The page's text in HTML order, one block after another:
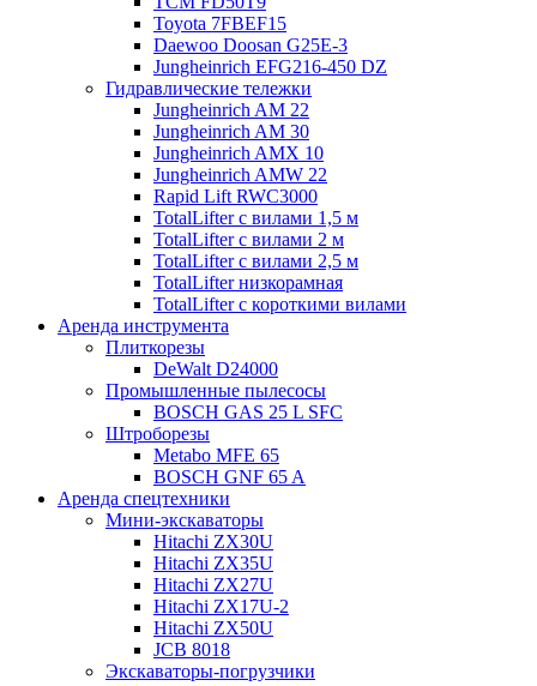
Toyota 7FBEF15
Daewoo Doosan G25E-3
Jungheinrich EFG216-450 DZ
Гидравлические тележки
Jungheinrich AM 22
Jungheinrich AM 30
Jungheinrich AMX 10
Jungheinrich AMW 22
Rapid Lift RWC3000
TotalLifter с вилами 1,5 м
TotalLifter с вилами 2 м
TotalLifter с вилами 2,5 м
TotalLifter низкорамная
TotalLifter с короткими вилами
Аренда инструмента
Плиткорезы
DeWalt D24000
Промышленные пылесосы
BOSCH GAS 25 L SFC
Штроборезы
Metabo MFE 65
BOSCH GNF 65 A
Аренда спецтехники
Мини-экскаваторы
Hitachi ZX30U
Hitachi ZX35U
Hitachi ZX27U
Hitachi ZX17U-2
Hitachi ZX50U
JCB 8018
Экскаваторы-погрузчики